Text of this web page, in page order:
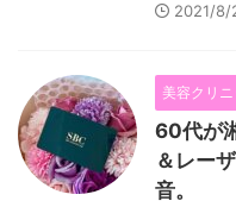
2021/8/
美容クリ
60代が
＆レー
音。